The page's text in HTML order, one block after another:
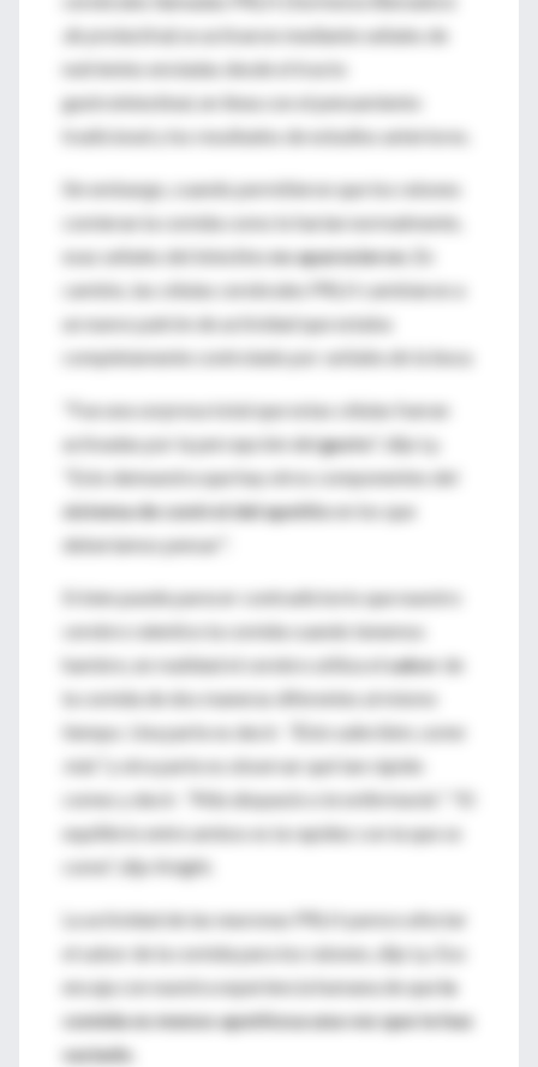
de prolactina) se activaron mediante señales de
nutrientes enviadas desde el tracto
gastrointestinal, en línea con el pensamiento
tradicional y los resultados de estudios anteriores.
Sin embargo, cuando permitieron que los ratones
comieran la comida como lo harían normalmente,
esas señales del intestinono aparecieron
cambio, las células cerebrales PRLH cambiaron a
un nuevo patrón de actividad que estaba
completamente controlado por
señales de la boca
"Fue una sorpresa total que estas células fueran
activadas por la percepción delgusto
", dijo Ly.
"Esto demuestra que hay otros componentes del
sistema de control del apetitoen los que
deberíamos pensar".
Si bien puede parecer contradictorio que nuestro
cerebro ralentice la comida cuando tenemos
hambre, en realidad el cerebro utiliza elsabor de
la comida de dos maneras diferentes al mismo
tiempo. Una parte es decir:
"Esto sabe bien, come
más"
y otra parte es observar qué tan rápido
comes y decir:
"Más despacio o te enfermarás"
equilibrio entre ambos es la rapidez con la que se
come", dijo Knight.
La actividad de las neuronas PRLH parece afectar
el sabor de la comida para los ratones, dijo Ly. Eso
encaja con nuestra experiencia humana de quela
comida es menos apetitosa una vez que te has
saciado